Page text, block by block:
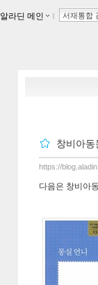
알라딘 메인 ｌ 서재통합
창비아
https://
다음은 창비아